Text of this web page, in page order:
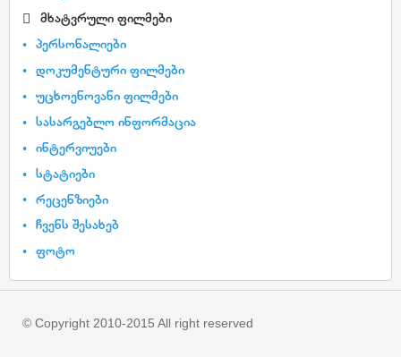
მხატვრული ფილმები
პერსონალიები
დოკუმენტური ფილმები
უცხოენოვანი ფილმები
სასარგებლო ინფორმაცია
ინტერვიუები
სტატიები
რეცენზიები
ჩვენს შესახებ
ფოტო
© Copyright 2010-2015 All right reserved